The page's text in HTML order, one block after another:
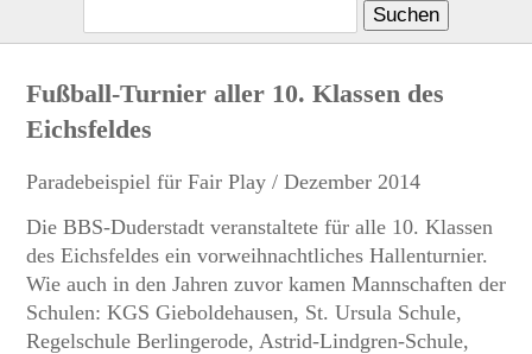
Fußball-Turnier aller 10. Klassen des
Eichsfeldes
Paradebeispiel für Fair Play / Dezember 2014
Die BBS-Duderstadt veranstaltete für alle 10. Klassen
des Eichsfeldes ein vorweihnachtliches Hallenturnier.
Wie auch in den Jahren zuvor kamen Mannschaften der
Schulen: KGS Gieboldehausen, St. Ursula Schule,
Regelschule Berlingerode, Astrid-Lindgren-Schule,